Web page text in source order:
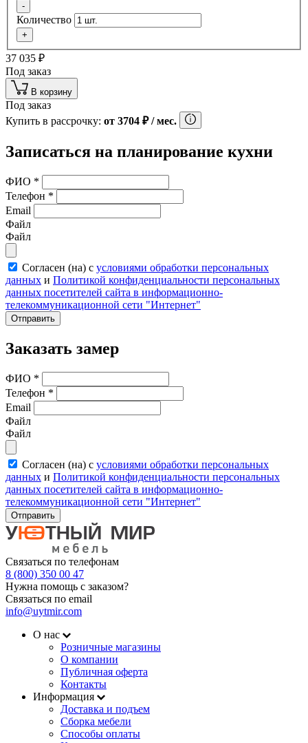
-
Количество
+
37 035 ₽
Под заказ
В корзину
Под заказ
Купить в рассрочку: от 3704 ₽/ мес.
Записаться на планирование кухни
ФИО *
Телефон *
Email
Файл
Файл
Согласен (на) с условиями обработки персональных
данных и Политикой конфиденциальности персональных
данных посетителей сайта в информационно-
телекоммуникационной сети "Интернет"
Отправить
Заказать замер
ФИО *
Телефон *
Email
Файл
Файл
Согласен (на) с условиями обработки персональных
данных и Политикой конфиденциальности персональных
данных посетителей сайта в информационно-
телекоммуникационной сети "Интернет"
Отправить
Связаться по телефонам
8 (800) 350 00 47
Нужна помощь с заказом?
Связаться по email
info@uytmir.com
О нас
Розничные магазины
О компании
Публичная оферта
Контакты
Информация
Доставка и подъем
Сборка мебели
Способы оплаты